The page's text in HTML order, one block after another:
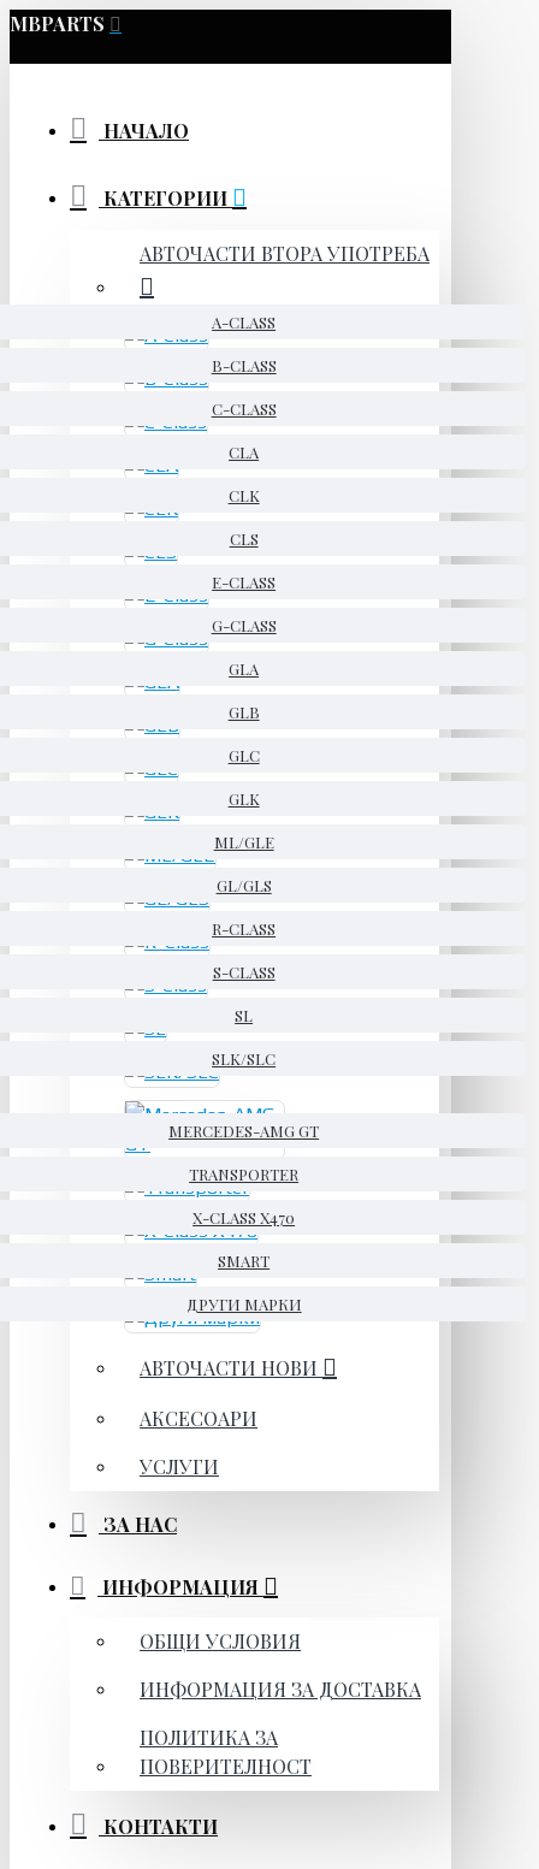
MBPARTS
НАЧАЛО
КАТЕГОРИИ
АВТОЧАСТИ ВТОРА УПОТРЕБА
A-CLASS
B-CLASS
C-CLASS
CLA
CLK
CLS
E-CLASS
G-CLASS
GLA
GLB
GLC
GLK
ML/GLE
GL/GLS
R-CLASS
S-CLASS
SL
SLK/SLC
MERCEDES-AMG GT
TRANSPORTER
X-CLASS X470
SMART
ДРУГИ МАРКИ
АВТОЧАСТИ НОВИ
АКСЕСОАРИ
УСЛУГИ
ЗА НАС
ИНФОРМАЦИЯ
ОБЩИ УСЛОВИЯ
ИНФОРМАЦИЯ ЗА ДОСТАВКА
ПОЛИТИКА ЗА
ПОВЕРИТЕЛНОСТ
КОНТАКТИ